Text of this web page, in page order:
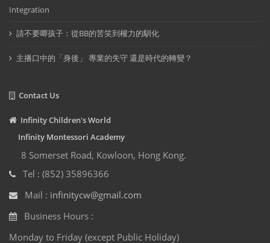
Integration
請不要唧孩子：從BB的苦笑到權力的馴化
主播口中的「身後」 專業的失守 還是時代的轉變？
Contact Us
Infinity Children's World
Infinity Montessori Academy
8 Somerset Road, Kowloon, Hong Kong.
Tel : (852) 35896366
Mail : infinitycw@gmail.com
Business Hours :
Monday to Friday (except Public Holiday)